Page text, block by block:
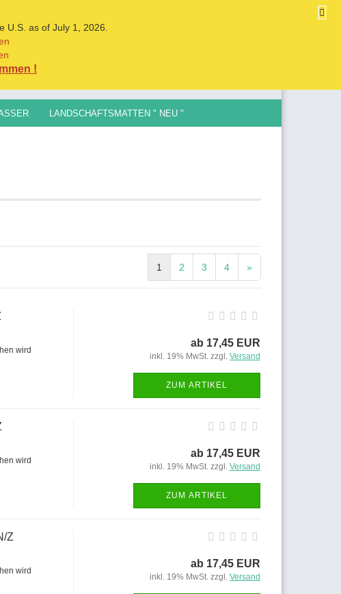
U.S. as of July 1, 2026.
!
LANDSCHAFTSMATTEN " NEU "
1 2 3 4 »
wird
ab 17,45 EUR
inkl. 19% MwSt. zzgl. Versand
ZUM ARTIKEL
wird
ab 17,45 EUR
inkl. 19% MwSt. zzgl. Versand
ZUM ARTIKEL
Z
wird
ab 17,45 EUR
inkl. 19% MwSt. zzgl. Versand